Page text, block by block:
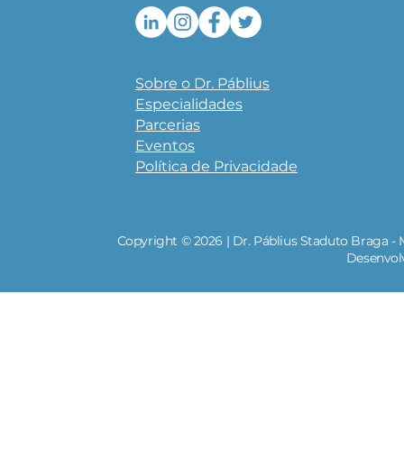
Sobre o Dr. Páblius
Especialidades
Parcerias
Eventos
Política de Privacidade
Copyright © 2026 | Dr. Páblius Staduto Braga -